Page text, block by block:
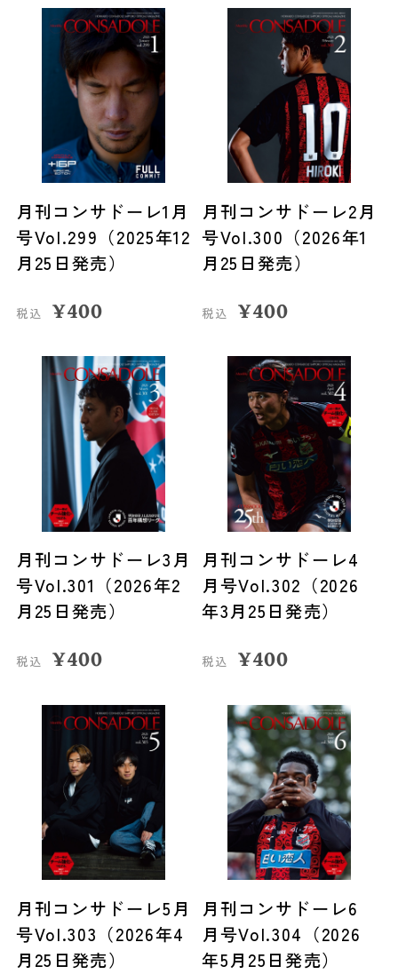
月刊コンサドーレ1月
号Vol.299（2025年12
月25日発売）
税込 ¥400
月刊コンサドーレ2月
号Vol.300（2026年1
月25日発売）
税込 ¥400
月刊コンサドーレ3月
号Vol.301（2026年2
月25日発売）
税込 ¥400
月刊コンサドーレ4
月号Vol.302（2026
年3月25日発売）
税込 ¥400
月刊コンサドーレ5月
号Vol.303（2026年4
月25日発売）
月刊コンサドーレ6
月号Vol.304（2026
年5月25日発売）